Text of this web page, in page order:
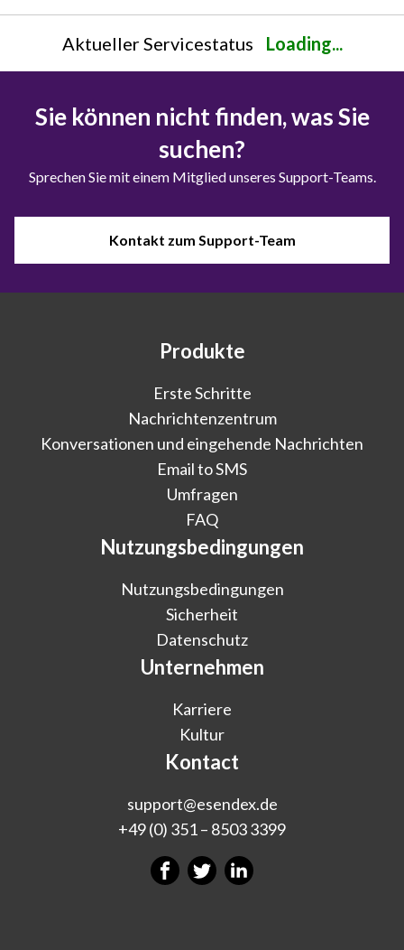
Aktueller Servicestatus Loading...
Sie können nicht finden, was Sie
suchen?
Sprechen Sie mit einem Mitglied unseres Support-Teams.
Kontakt zum Support-Team
Produkte
Erste Schritte
Nachrichtenzentrum
Konversationen und eingehende Nachrichten
Email to SMS
Umfragen
FAQ
Nutzungsbedingungen
Nutzungsbedingungen
Sicherheit
Datenschutz
Unternehmen
Karriere
Kultur
Kontact
support@esendex.de
+49 (0) 351 – 8503 3399